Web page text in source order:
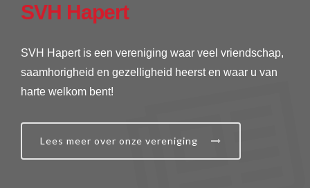
SVH Hapert
SVH Hapert is een vereniging waar veel vriendschap,
saamhorigheid en gezelligheid heerst en waar u van
harte welkom bent!
Lees meer over onze vereniging